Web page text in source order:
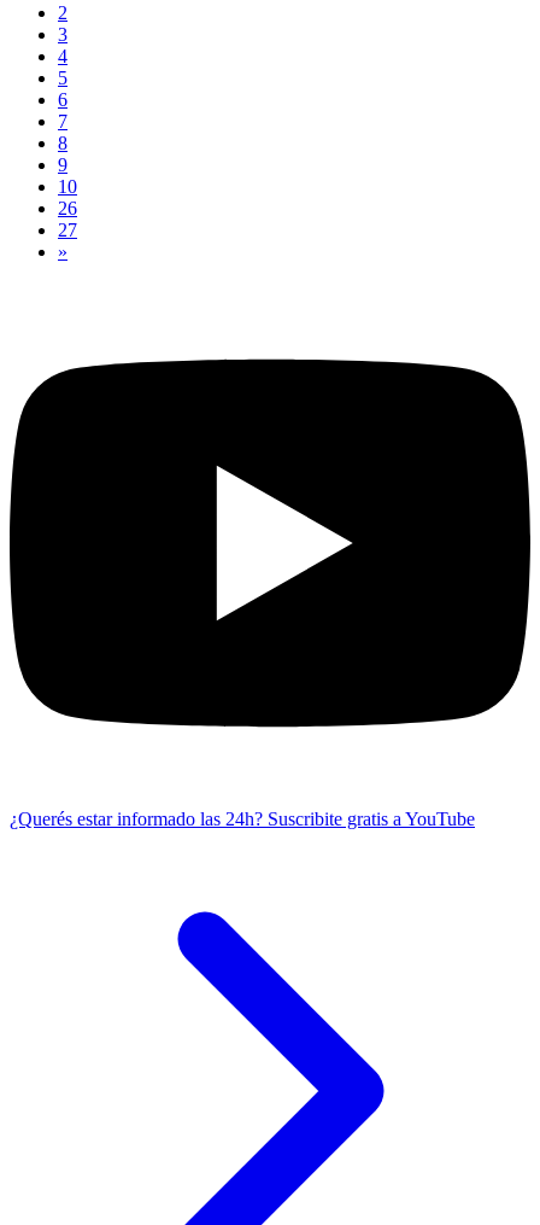
2
3
4
5
6
7
8
9
10
26
27
»
¿Querés estar informado las 24h? Suscribite gratis a YouTube